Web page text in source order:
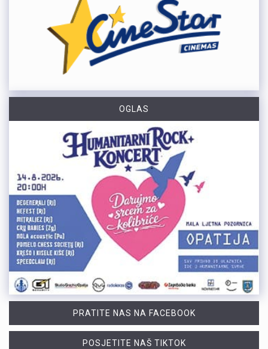
OGLAS
PRATITE NAS NA FACEBOOK
POSJETITE NAŠ TIKTOK